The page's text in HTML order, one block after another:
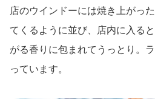
店のウインドーには焼き上がっ
てくるように並び、店内に入る
がる香りに包まれてうっとり。
っています。